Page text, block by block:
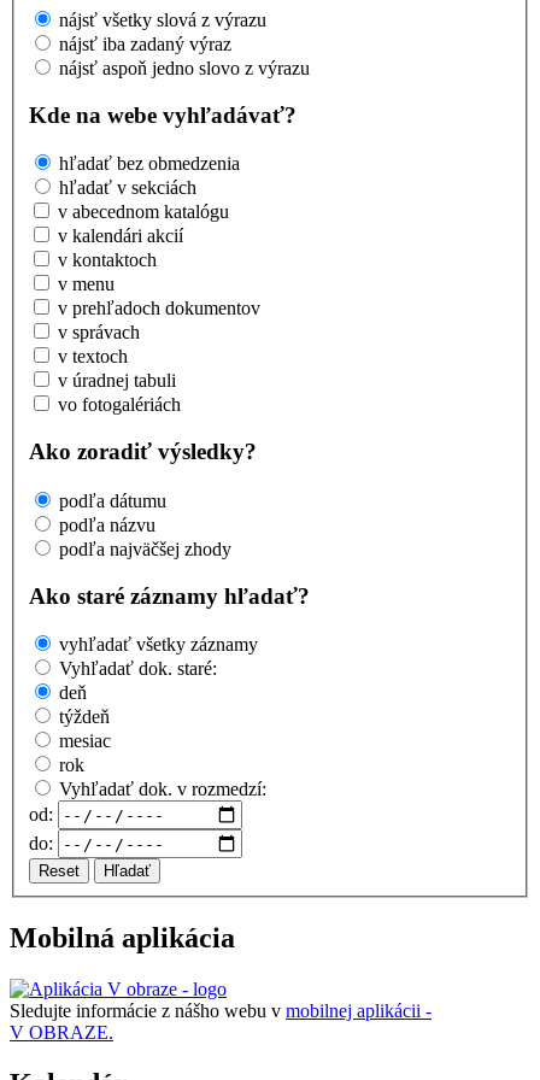
nájsť všetky slová z výrazu
nájsť iba zadaný výraz
nájsť aspoň jedno slovo z výrazu
Kde na webe vyhľadávať?
hľadať bez obmedzenia
hľadať v sekciách
v abecednom katalógu
v kalendári akcií
v kontaktoch
v menu
v prehľadoch dokumentov
v správach
v textoch
v úradnej tabuli
vo fotogalériách
Ako zoradiť výsledky?
podľa dátumu
podľa názvu
podľa najväčšej zhody
Ako staré záznamy hľadať?
vyhľadať všetky záznamy
Vyhľadať dok. staré:
deň
týždeň
mesiac
rok
Vyhľadať dok. v rozmedzí:
od:
do:
Reset Hľadať
Mobilná aplikácia
Sledujte informácie z nášho webu v mobilnej aplikácii -
V OBRAZE.